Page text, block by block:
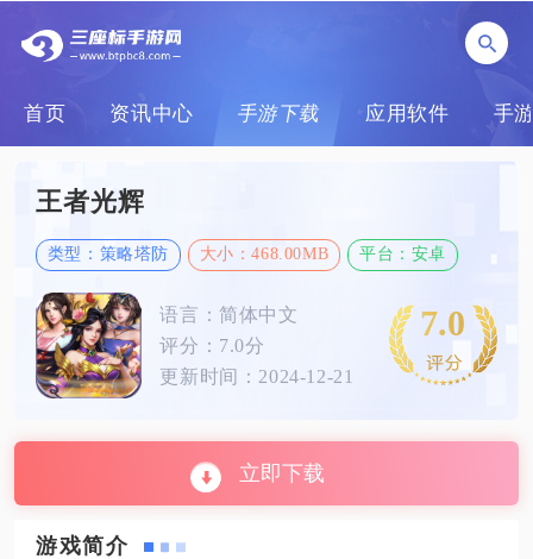
首页 资讯中心 手游下载 应用软件 手
王者光辉
类型：策略塔防 大小：468.00MB 平台：安卓
语言：简体中文
评分：7.0分
更新时间：2024-12-21
7.0
立即下载
游戏简介